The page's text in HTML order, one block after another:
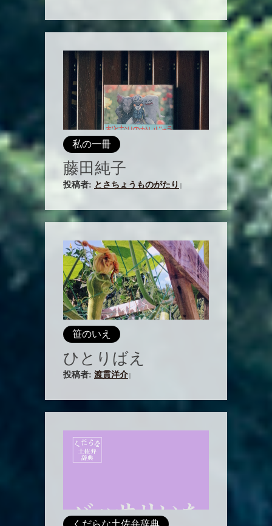
私の一冊
藤田純子
投稿者: とさちょうものがたり
笹のいえ
ひとりばえ
投稿者: 渡貫洋介
くだらな土佐弁辞典